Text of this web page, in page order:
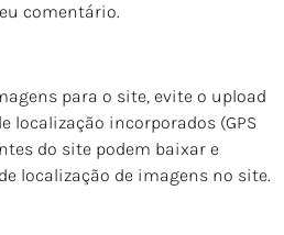
comentário.
para o site, evite o upload
localização incorporados (GPS
do site podem baixar e
localização de imagens no site.